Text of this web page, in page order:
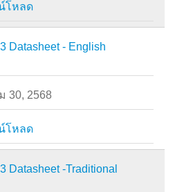
โหลด
Datasheet - English
30, 2568
โหลด
Datasheet -Traditional